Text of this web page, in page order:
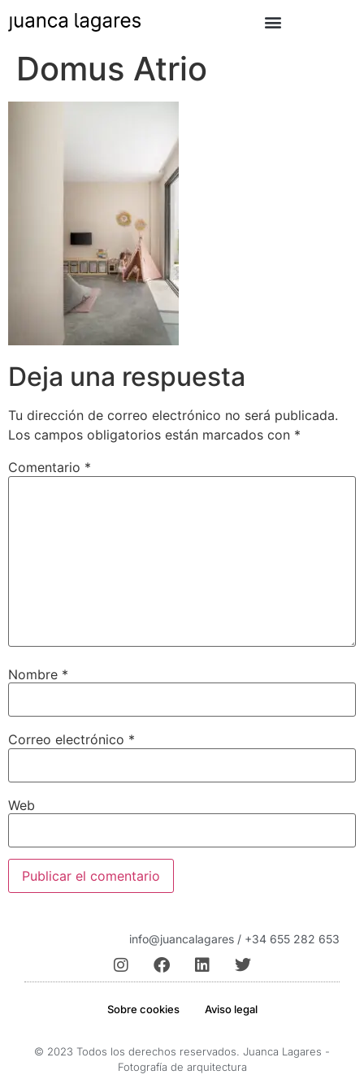
Domus Atrio
Deja una respuesta
Tu dirección de correo electrónico no será publicada.
Los campos obligatorios están marcados con *
Comentario *
Nombre *
Correo electrónico *
Web
info@juancalagares / +34 655 282 653
Sobre cookies Aviso legal
© 2023 Todos los derechos reservados. Juanca Lagares -
Fotografía de arquitectura